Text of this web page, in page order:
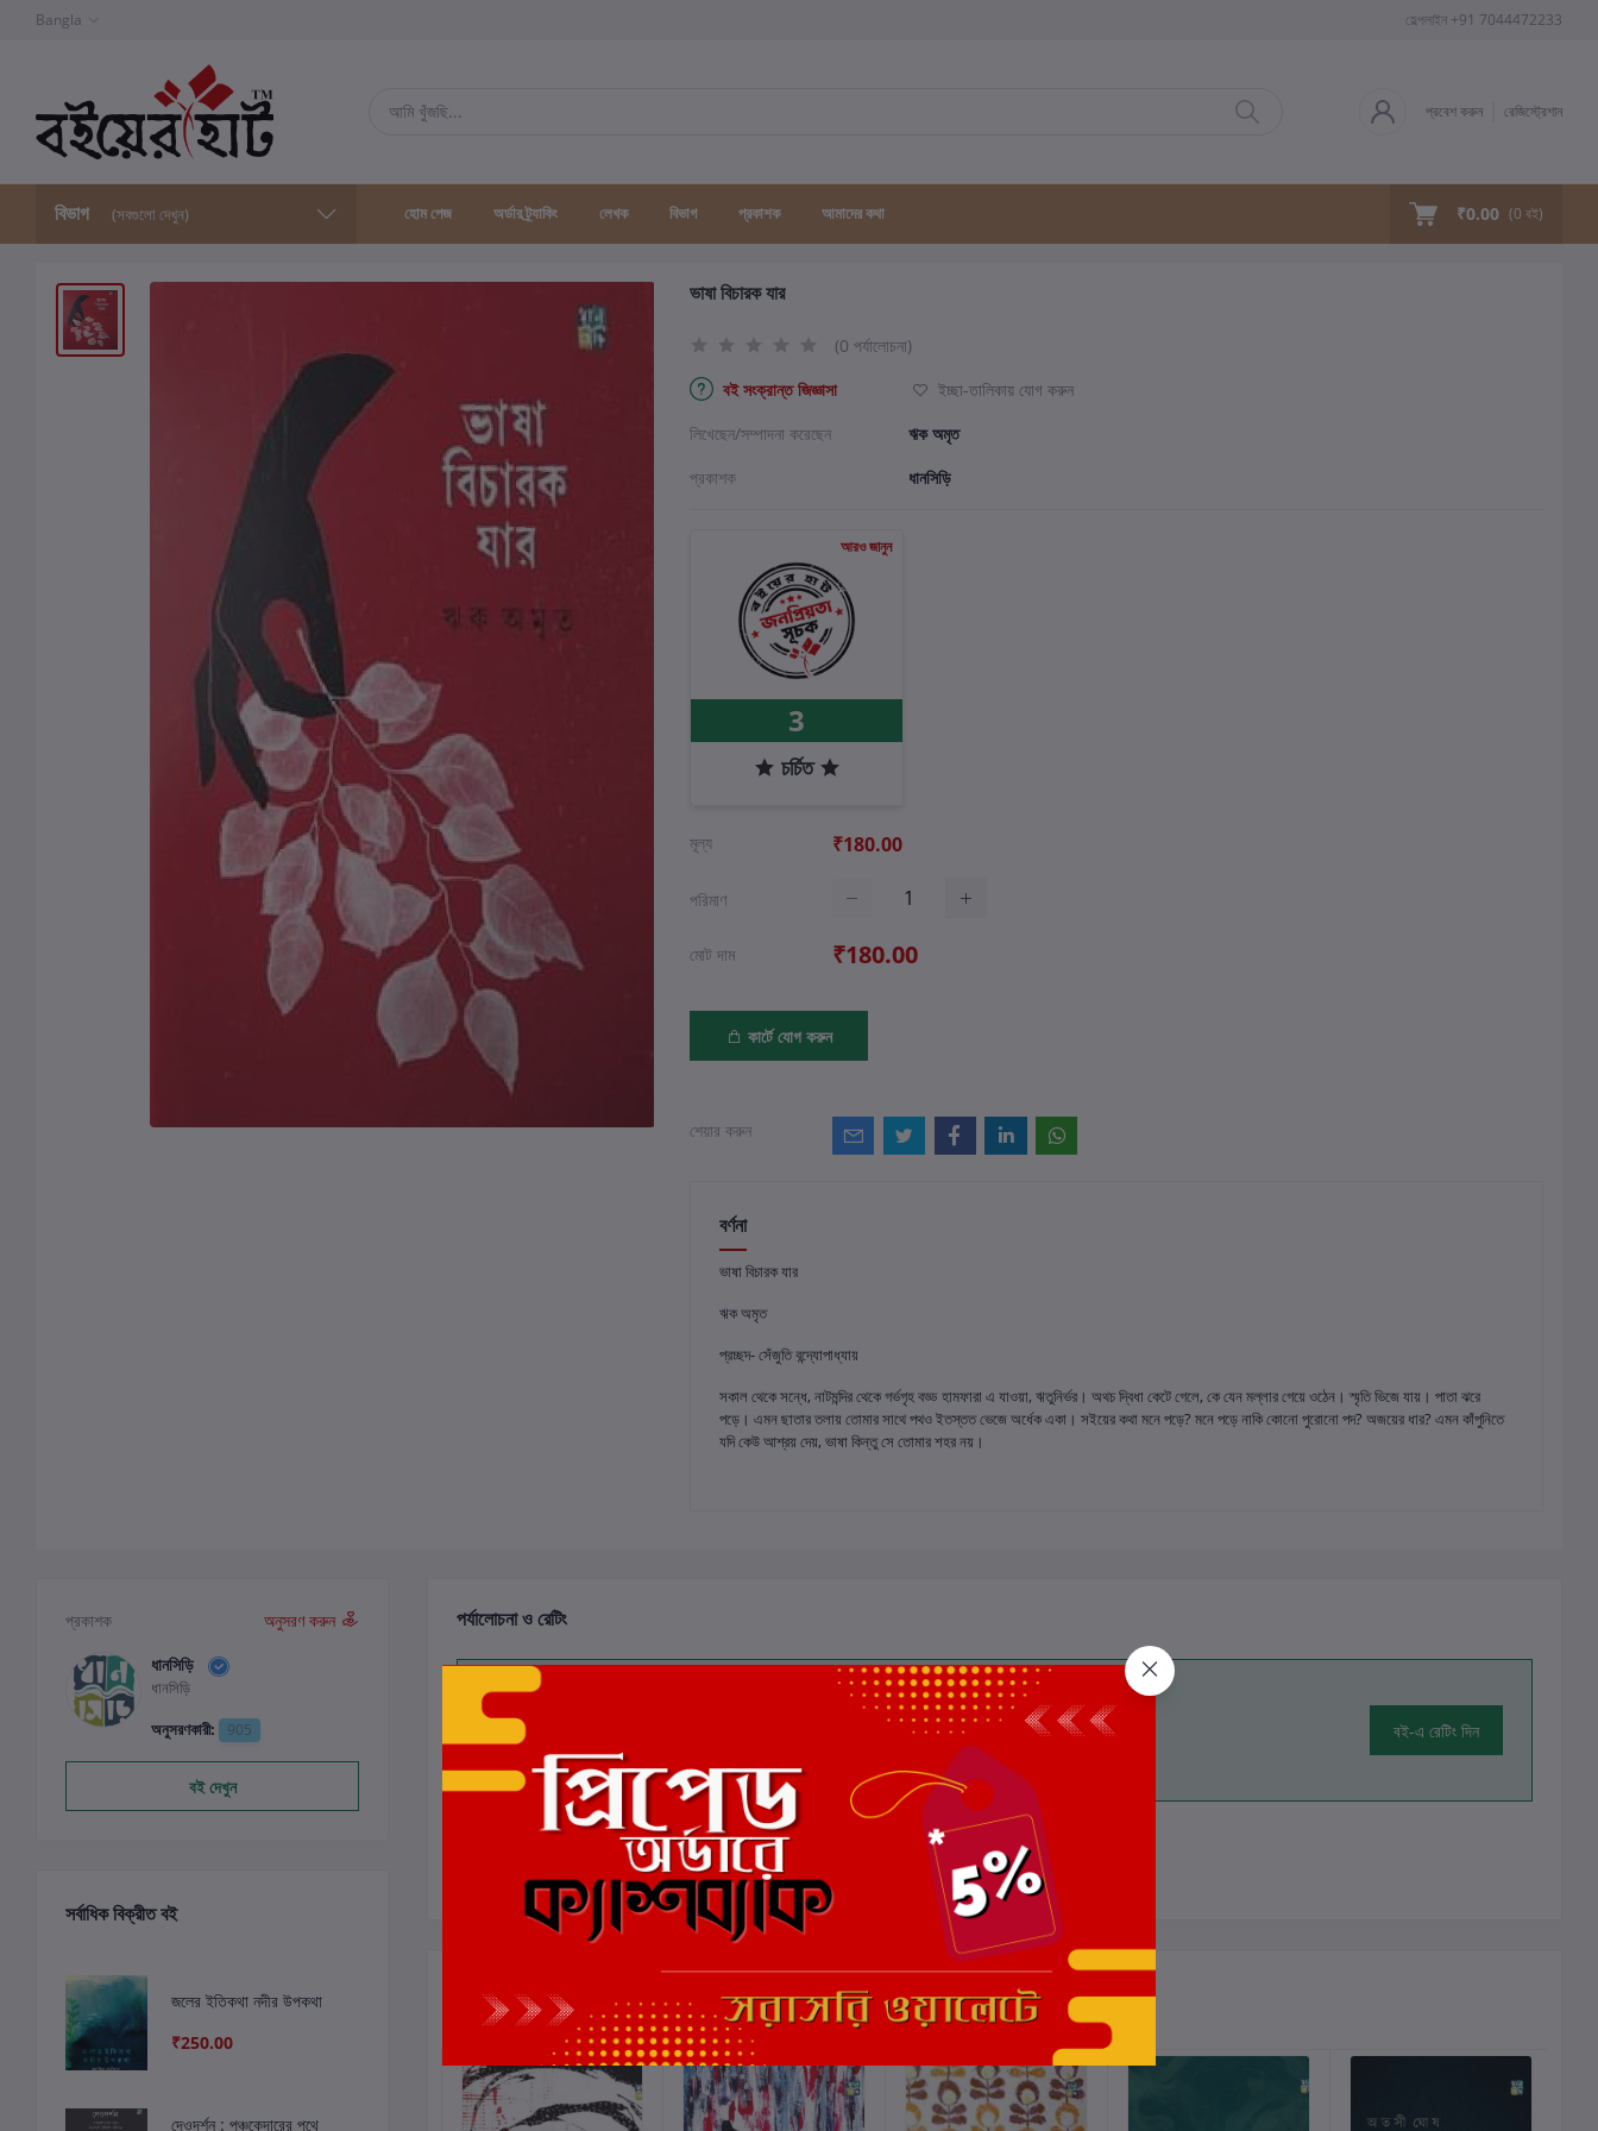
Bangla হেল্পলাইন +91 7044472233
প্রবেশ করুন রেজিস্ট্রেশান
বিভাগ (সবগুলো দেখুন) হোম পেজ অর্ডার ট্র্যাকিং লেখক বিভাগ প্রকাশক আমাদের কথা ₹0.00 (0 বই)
ভাষা বিচারক যার
(0 পর্যালোচনা)
বই সংক্রান্ত জিজ্ঞাসা
ইচ্ছা-তালিকায় যোগ করুন
লিখেছেন/সম্পাদনা করেছেন
ঋক অমৃত
প্রকাশক
ধানসিড়ি
আরও জানুন
3
চর্চিত
মূল্য ₹180.00
পরিমাণ
মোট দাম ₹180.00
কার্টে যোগ করুন
শেয়ার করুন
বর্ণনা
ভাষা বিচারক যার
ঋক অমৃত
প্রচ্ছদ- সেঁজুতি বন্দ্যোপাধ্যায়
সকাল থেকে সন্ধে, নাটমন্দির থেকে গর্ভগৃহ বড্ড হামফারা এ যাওয়া, ঋতুনির্ভর। অথচ দ্বিধা কেটে গেলে, কে যেন মল্লার গেয়ে ওঠেন। স্মৃতি ভিজে যায়। পাতা ঝরে
পড়ে। এমন ছাতার তলায় তোমার সাথে পথও ইতস্তত ভেজে অর্ধেক একা। সইয়ের কথা মনে পড়ে? মনে পড়ে নাকি কোনো পুরোনো পদ? অজয়ের ধার? এমন কাঁপুনিতে
যদি কেউ আশ্রয় দেয়, ভাষা কিন্তু সে তোমার শহর নয়।
প্রকাশক
অনুসরণ করুন
ধানসিড়ি
ধানসিড়ি
অনুসরণকারী:
905
বই দেখুন
সর্বাধিক বিক্রীত বই
জলের ইতিকথা নদীর উপকথা
₹250.00
দেওদৰ্শন : পঞ্চকেদারের পথে
পর্যালোচনা ও রেটিং
0 বই-এ রেটিং দিন
এই বইয়ের জন্য এখনও কোন পর্যালোচনা নেই
সংশ্লিষ্ট বই